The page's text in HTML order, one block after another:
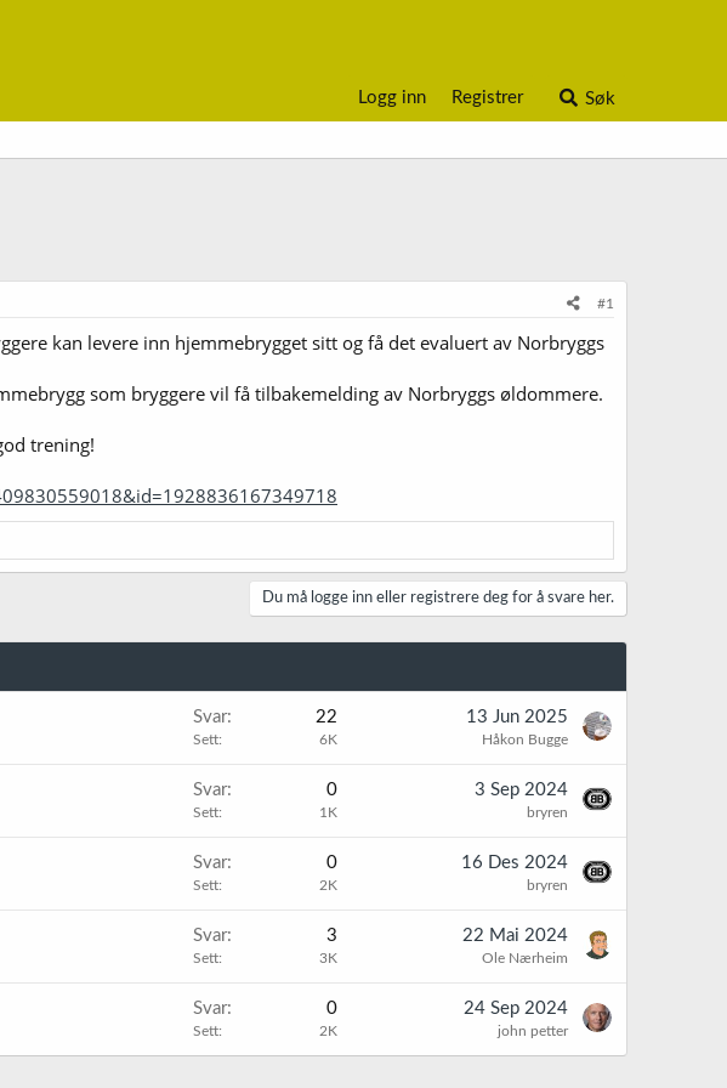
Logg inn Registrer Søk
#1
kan levere inn hjemmebrygget sitt og få det evaluert av Norbryggs
som bryggere vil få tilbakemelding av Norbryggs øldommere.
trening!
Du må logge inn eller registrere deg for å svare her.
Svar 22
Sett 6K
13 Jun 2025
Håkon Bugge
Svar 0
Sett 1K
3 Sep 2024
bryren
Svar 0
Sett 2K
16 Des 2024
bryren
Svar 3
Sett 3K
22 Mai 2024
Ole Nærheim
Svar 0
Sett 2K
24 Sep 2024
john petter